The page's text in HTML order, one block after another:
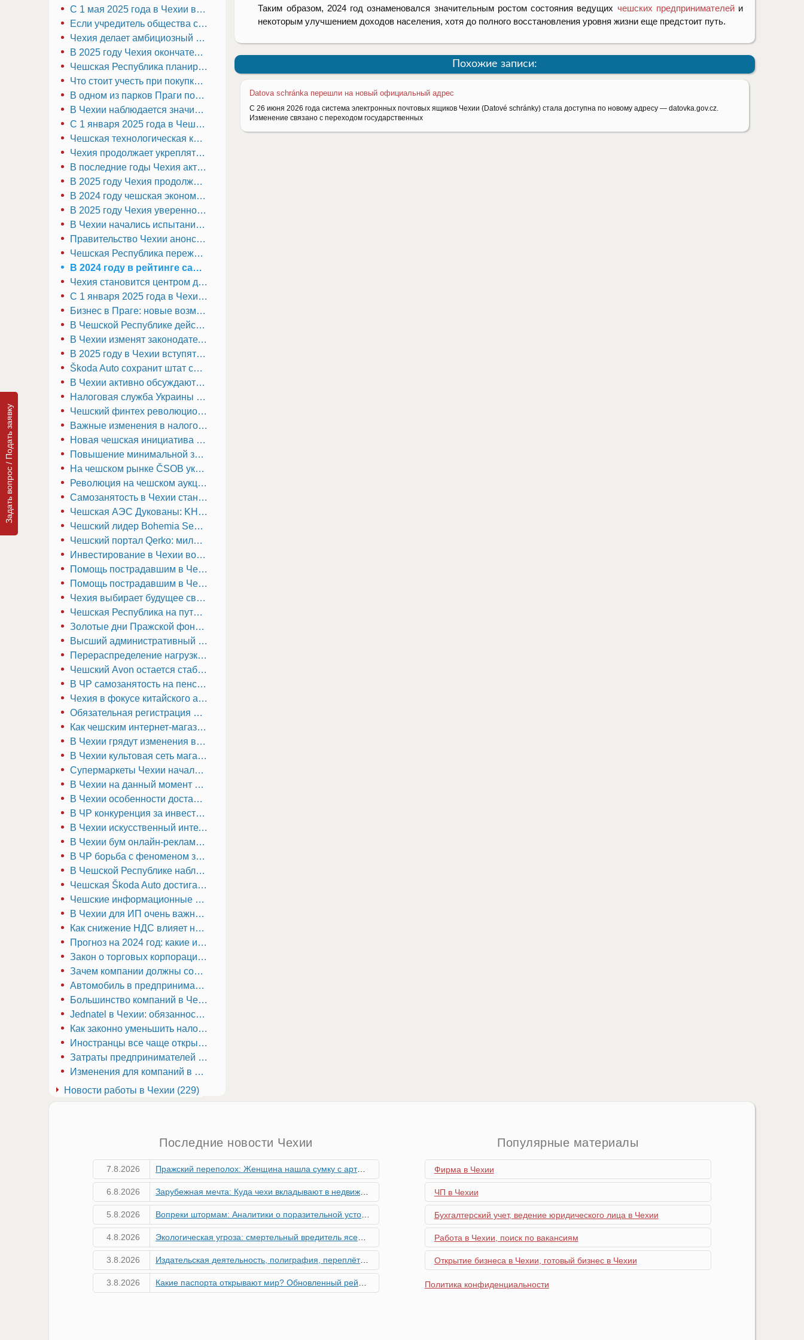
Таким образом, 2024 год ознаменовался значительным ростом состояния ведущих чешских предпринимателейи
некоторым улучшением доходов населения, хотя до полного восстановления уровня жизни еще предстоит путь.
Похожие записи:
Datova schránkа перешли на новый официальный адрес
С 26 июня 2026 года система электронных почтовых ящиков Чехии (Datové schránky) стала доступна по новому адресу — datovka.gov.cz.
Изменение связано с переходом государственных
С 1 мая 2025 года в Чехии вступают в силу изменения в налогообложении доходов сотрудников от акций, полученных в рамках программ участия в капитале компании
Если учредитель общества с ограниченной ответственностью (s.r.o.) в Чехии умер
Чехия делает амбициозный шаг в сторону устойчивых технологий: правительство официально объявило о запуске проекта «Зелёная IT-долина» в Южной Моравии
В 2025 году Чехия окончательно отказалась от импорта российской нефти
Чешская Республика планирует прекратить импорт российской нефти к июлю 2025 года
Что стоит учесть при покупке авто на фирму в Чехии?
В одном из парков Праги появилась необычная новинка
В Чехии наблюдается значительный рост числа индивидуальных предпринимателей (ИП)
С 1 января 2025 года в Чешской Республике вступает в силу новый порог обязательной регистрации для уплаты налога на добавленную стоимость (НДС)
Чешская технологическая компания «TechNova» объявила о масштабном расширении своего бизнеса
Чехия продолжает укреплять свои позиции как один из самых перспективных бизнес-центров Европы
В последние годы Чехия активно развивает сектор возобновляемых источников энергии и устойчивых технологий
В 2025 году Чехия продолжает привлекать инвесторов и предпринимателей, укрепляя свою репутацию как один из самых перспективных бизнес-хабов Центральной Европы
В 2024 году чешская экономика продемонстрировала значительный рост в различных секторах
В 2025 году Чехия уверенно закрепляет за собой статус одного из ведущих европейских хабов для технологических стартапов
В Чехии начались испытания первого в мире полностью беспилотного трамвая, управляемого искусственным интеллектом
Правительство Чехии анонсировало упрощение процедуры регистрации бизнеса
Чешская Республика переживает бурный рост в сфере технологического предпринимательства и инноваций
В 2024 году в рейтинге самых богатых чехов произошли значительные изменения
Чехия становится центром для IT-стартапов: рост инвестиций и новые перспективы
С 1 января 2025 года в Чехии вступают в силу новые правила, касающиеся договоров о выполнении работ (DPP)
Бизнес в Праге: новые возможности для инвесторов и предпринимателей в 2025 году
В Чешской Республике действуют новые правила для криптовалютных компаний
В Чехии изменят законодательство в 2025 году
В 2025 году в Чехии вступят в силу значительные изменения в налоговом законодательстве
Škoda Auto сохранит штат сотрудников, несмотря на кризис в автомобильной отрасли Чехии
В Чехии активно обсуждаются пути модернизации молочной отрасли
Налоговая служба Украины начинает новый этап контроля в Чехии: что ждет бизнес и граждан в 2025 году
Чешский финтех революционизирует ресторанные платежи: успех Qerko и новые перспективы
Важные изменения в налоговом законодательстве Чехии с 2025 года
Новая чешская инициатива по поддержке стартапов изменит бизнес-среду
Повышение минимальной зарплаты в Чехии в 2025 году: расходы работодателя вырастут до 27 831 крон
На чешском рынке ČSOB укрепляет позиции: чистая прибыль и активы под управлением растут
Революция на чешском аукционном рынке: что принесет 2025 год?
Самозанятость в Чехии становится проще: запущен единый онлайн-центр управления
Чешская АЭС Дукованы: KHNP парирует обвинения EDF, но споры продолжаются
Чешский лидер Bohemia Sekt: 80 миллионов крон на экологичный и высокопроизводительный розлив
Чешский портал Qerko: миллион пользователей и курс на Европу с новой гастрокартой
Инвестирование в Чехии возможно для всех: старт с сотни крон
Помощь пострадавшим в Чехии: как работодатели и самозанятые могут избежать штрафов за неуплату социальных взносов
Помощь пострадавшим в Чехии: как работодатели и самозанятые могут избежать штрафов за неуплату социальных взносов
Чехия выбирает будущее своей энергетики
Чешская Республика на пути к зеленому будущему: как компании адаптируются к новым экологическим реалиям
Золотые дни Пражской фондовой биржи прошли
Высший административный суд Чехии вынес важное решение по налоговым вычетам в холдинговых структурах
Перераспределение нагрузки на органы социального страхования в Чехии
Чешский Avon остается стабильным, пока американский бренд терпит неудачу
В ЧР самозанятость на пенсии: выгодно ли с точки зрения налогообложения?
Чехия в фокусе китайского автогиганта: новые производственные мощности в Европе
Обязательная регистрация в ЧУСО: что нужно знать работодателям и работникам по ДВР
Как чешским интернет-магазинам избежать конфликтов с ČOI и недобросовестными клиентами
В Чехии грядут изменения в договорах подряда с августа 2024 года
В Чехии культовая сеть магазинов электроники «Окей» распродает активы
Супермаркеты Чехии начали судебный спор о правилах скидок
В Чехии на данный момент успешными оказываются только перспективные стартапы
В Чехии особенности доставки товаров заметно различаются между регионами и городами
В ЧР конкуренция за инвестиции: приоритеты для новой государственной компании
В Чехии искусственный интеллект находит поддержку у бизнесменов
В Чехии бум онлайн-рекламы: исторический рост
В ЧР борьба с феноменом зомби-компаний: продажа или закрытие как решение
В Чешской Республике наблюдается растущая тенденция к инвестициям в акции
Чешская Škoda Auto достигает новых высот: рекорд продаж за всю историю
Чешские информационные агентства выделяют потенциальную угрозу для Raiffeisen Bank International (RBI) из-за его финансовых операций в России
В Чехии для ИП очень важно понимать требования к хранению финансовых документов
Как снижение НДС влияет на цены в Чехии
Прогноз на 2024 год: какие изменения налогов ожидать в Чехии?
Закон о торговых корпорациях по фирме в Чехии
Зачем компании должны сообщать данные о своих реальных собственниках?
Автомобиль в предпринимательской деятельности в Чехии
Большинство компаний в Чехии имеют виртуальный юридический адрес
Jednatel в Чехии: обязанности и требования в 2024 году
Как законно уменьшить налог в Чешской Республике?
Иностранцы все чаще открывают фирмы в Чехии
Затраты предпринимателей в Чешской Республике в новом году возрастут
Изменения для компаний в Чехии в 2023
Новости работы в Чехии (229)
Задать вопрос / Подать заявку
Последние новости Чехии
7.8.2026 Пражский переполох: Женщина нашла сумку с артиллерийскими снарядами, остановив движение поездов
6.8.2026 Зарубежная мечта: Куда чехи вкладывают в недвижимость и почему меняются их предпочтения?
5.8.2026 Вопреки штормам: Аналитики о поразительной устойчивости экономики Чехии
4.8.2026 Экологическая угроза: смертельный вредитель ясеней стремительно приближается к Чехии, необходима бдительность граждан
3.8.2026 Издательская деятельность, полиграфия, переплётные и копировальные работы в Чехии - простая лицензия №14
3.8.2026 Какие паспорта открывают мир? Обновленный рейтинг глобальной мобильности 2026 года
Популярные материалы
Фирма в Чехии
ЧП в Чехии
Бухгалтерский учет, ведение юридического лица в Чехии
Работа в Чехии, поиск по вакансиям
Открытие бизнеса в Чехии, готовый бизнес в Чехии
Политика конфиденциальности